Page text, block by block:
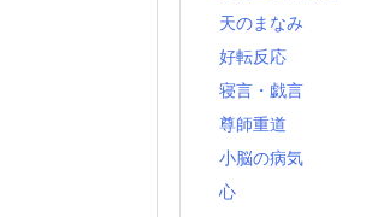
天のまなみ
好転反応
寝言・戯言
尊師重道
小脳の病気
心